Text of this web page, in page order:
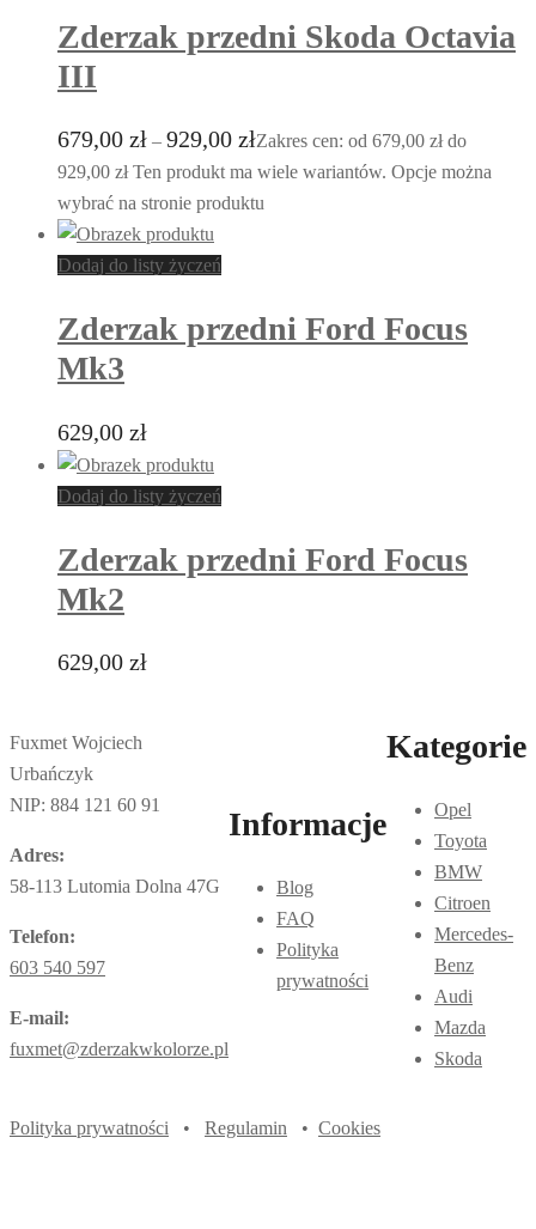
Zderzak przedni Skoda Octavia
III
679,00 zł – 929,00 złZakres cen: od 679,00 zł do
929,00 zł Ten produkt ma wiele wariantów. Opcje można
wybrać na stronie produktu
Dodaj do listy życzeń
Zderzak przedni Ford Focus
Mk3
629,00 zł
Dodaj do listy życzeń
Zderzak przedni Ford Focus
Mk2
629,00 zł
Fuxmet Wojciech
Urbańczyk
NIP: 884 121 60 91
Adres:
58-113 Lutomia Dolna 47G
Telefon:
603 540 597
E-mail:
fuxmet@zderzakwkolorze.pl
Informacje
Blog
FAQ
Polityka
prywatności
Kategorie
Opel
Toyota
BMW
Citroen
Mercedes-
Benz
Audi
Mazda
Skoda
Polityka prywatności • Regulamin • Cookies